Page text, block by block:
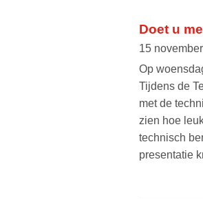
Doet u
15
Op
Tijdens de
met de
zien hoe
technisch
presentatie